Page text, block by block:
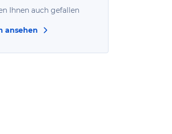
Ihnen auch gefallen
ansehen